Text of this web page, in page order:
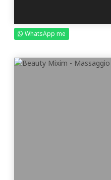
WhatsApp me